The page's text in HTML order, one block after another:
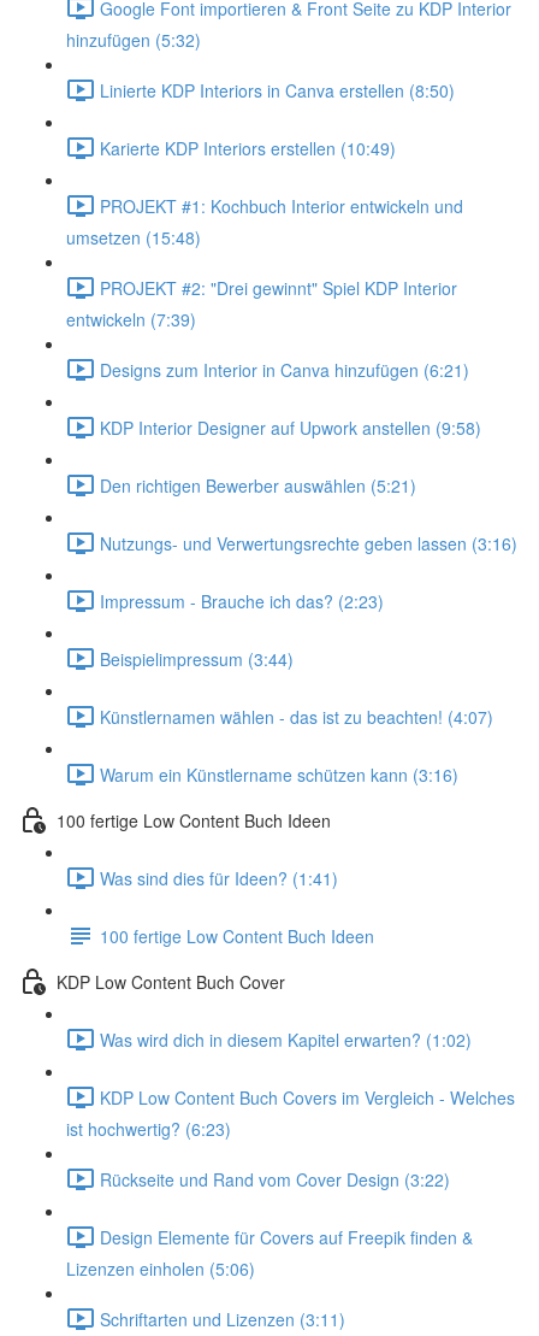
Google Font importieren & Front Seite zu KDP Interior
hinzufügen (5:32)
Linierte KDP Interiors in Canva erstellen (8:50)
Karierte KDP Interiors erstellen (10:49)
PROJEKT #1: Kochbuch Interior entwickeln und
umsetzen (15:48)
PROJEKT #2: "Drei gewinnt" Spiel KDP Interior
entwickeln (7:39)
Designs zum Interior in Canva hinzufügen (6:21)
KDP Interior Designer auf Upwork anstellen (9:58)
Den richtigen Bewerber auswählen (5:21)
Nutzungs- und Verwertungsrechte geben lassen (3:16)
Impressum - Brauche ich das? (2:23)
Beispielimpressum (3:44)
Künstlernamen wählen - das ist zu beachten! (4:07)
Warum ein Künstlername schützen kann (3:16)
100 fertige Low Content Buch Ideen
Was sind dies für Ideen? (1:41)
100 fertige Low Content Buch Ideen
KDP Low Content Buch Cover
Was wird dich in diesem Kapitel erwarten? (1:02)
KDP Low Content Buch Covers im Vergleich - Welches
ist hochwertig? (6:23)
Rückseite und Rand vom Cover Design (3:22)
Design Elemente für Covers auf Freepik finden &
Lizenzen einholen (5:06)
Schriftarten und Lizenzen (3:11)